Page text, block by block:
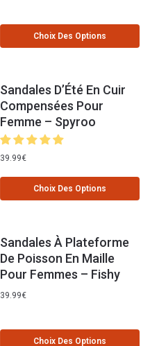
Choix Des Options
Sandales D’Été En Cuir
Compensées Pour
Femme – Spyroo
39.99€
Choix Des Options
Sandales À Plateforme
De Poisson En Maille
Pour Femmes – Fishy
39.99€
Choix Des Options